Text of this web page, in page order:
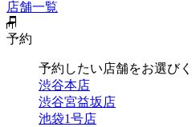
店舗一覧
予約
予約したい店舗をお選び
渋谷本店
渋谷宮益坂店
池袋1号店